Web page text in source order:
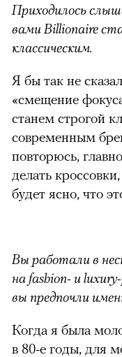
00:00 /
Приходилось
вами Billionaire
классическим.
Я бы так не
«смещение
станем строгой
современным
повторюсь,
делать
будет ясно, что
Вы работали в
на fashion- и
вы предпочли
Когда я была
в 80-е годы, для